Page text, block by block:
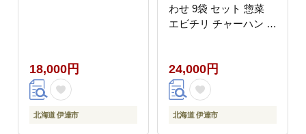
18,000円
北海道 伊達市
わせ 9袋 セット 惣菜
エビチリ チャーハン 酢
中華 お店の味 ケイズ企
画 送料無料 伊達
24,000円
北海道 伊達市